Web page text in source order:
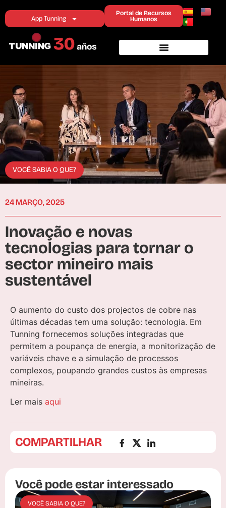
App Tunning
Portal de Recursos
Humanos
VOCÊ SABIA O QUE?
24 MARÇO, 2025
Inovação e novas
tecnologias para tornar o
sector mineiro mais
sustentável
O aumento do custo dos projectos de cobre nas
últimas décadas tem uma solução: tecnologia. Em
Tunning fornecemos soluções integradas que
permitem a poupança de energia, a monitorização de
variáveis chave e a simulação de processos
complexos, poupando grandes custos às empresas
mineiras.
Ler mais aqui
COMPARTILHAR
Você pode estar interessado
VOCÊ SABIA O QUE?